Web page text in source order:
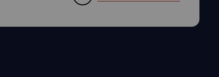
les